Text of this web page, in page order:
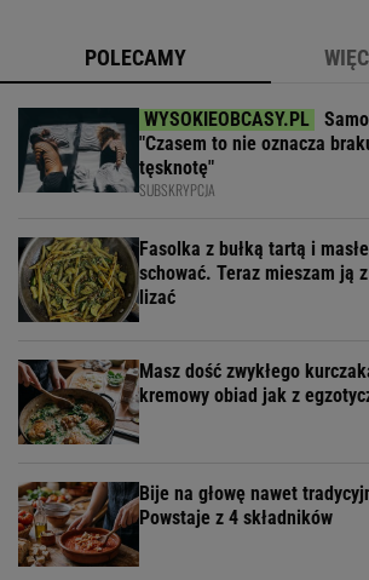
POLECAMY
"Czasem to nie oznacza
tęsknotę"
SUBSKRYPCJA
Fasolka z bułką tartą i
schować. Teraz mieszam ją
lizać
Masz dość zwykłego
kremowy obiad jak z
Bije na głowę nawet
Powstaje z 4 składników